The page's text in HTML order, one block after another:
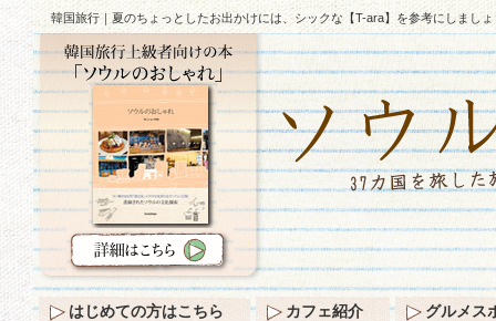
韓国旅行｜夏のちょっとしたお出かけには、シックな【T-ara】を参考にしましょ
はじめての方はこちら カフェ紹介 グルメス